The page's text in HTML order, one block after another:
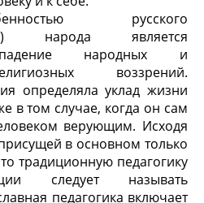
русского
народа является
народных и
воззрений.
определяла уклад жизни
в том случае, когда он сам
верующим. Исходя
в основном только
традиционную педагогику
следует называть
педагогика включает